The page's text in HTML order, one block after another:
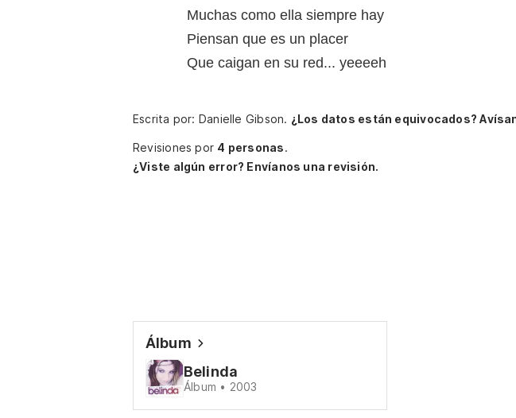
Muchas como ella siempre hay
Piensan que es un placer
Que caigan en su red... yeeeeh
Escrita por: Danielle Gibson. ¿Los datos están equivocados?
Revisiones por 4 personas.
¿Viste algún error? Envíanos una revisión.
Álbum
Belinda
Álbum • 2003